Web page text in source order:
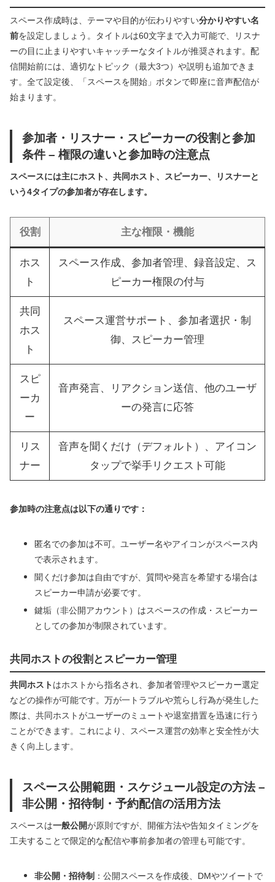
スペース作成時は、テーマや目的が伝わりやすい分かりやすい名
前を設定しましょう。タイトルは60文字まで入力可能で、リスナ
ーの目に止まりやすいキャッチーなタイトルが推奨されます。配
信開始前には、適切なトピック（最大3つ）や説明も追加できま
す。全て設定後、「スペースを開始」ボタンで即座に音声配信が
始まります。
参加者・リスナー・スピーカーの役割と参加
条件 – 権限の違いと参加時の注意点
スペースには主にホスト、共同ホスト、スピーカー、リスナーと
いう4タイプの参加者が存在します。
役割 主な権限・機能
ホス
ト
スペース作成、参加者管理、録音設定、ス
ピーカー権限の付与
共同
ホス
ト
スペース運営サポート、参加者選択・制
御、スピーカー管理
スピ
ーカ
ー
音声発言、リアクション送信、他のユーザ
ーの発言に応答
リス
ナー
音声を聞くだけ（デフォルト）、アイコン
タップで挙手リクエスト可能
参加時の注意点は以下の通りです：
匿名での参加は不可。ユーザー名やアイコンがスペース内
で表示されます。
聞くだけ参加は自由ですが、質問や発言を希望する場合は
スピーカー申請が必要です。
鍵垢（非公開アカウント）はスペースの作成・スピーカー
としての参加が制限されています。
共同ホストの役割とスピーカー管理
共同ホストはホストから指名され、参加者管理やスピーカー選定
などの操作が可能です。万が一トラブルや荒らし行為が発生した
際は、共同ホストがユーザーのミュートや退室措置を迅速に行う
ことができます。これにより、スペース運営の効率と安全性が大
きく向上します。
スペース公開範囲・スケジュール設定の方法 –
非公開・招待制・予約配信の活用方法
スペースは一般公開が原則ですが、開催方法や告知タイミングを
工夫することで限定的な配信や事前参加者の管理も可能です。
非公開・招待制 ：公開スペースを作成後、DMやツイートで